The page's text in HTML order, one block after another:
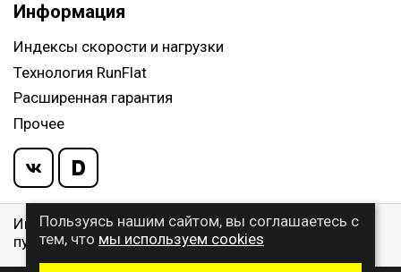
Информация
Индексы скорости и нагрузки
Технология RunFlat
Расширенная гарантия
Прочее
Информация указанная на сайте, не является
публичной офертой, определяемой ст. 437 ГК РФ
Пользуясь нашим сайтом, вы соглашаетесь с
тем, что мы используем cookies